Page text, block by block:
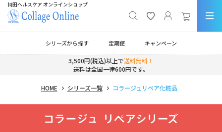
持田ヘルスケア オンラインショップ
シリーズから探す 定期便 キャンペーン
3,500円(税込)以上で送料無料！
送料は全国一律600円です。
HOME シリーズ一覧 コラージュリペア化粧品